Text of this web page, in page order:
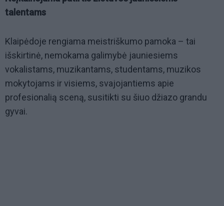
talentams
Klaipėdoje rengiama meistriškumo pamoka – tai
išskirtinė, nemokama galimybė jauniesiems
vokalistams, muzikantams, studentams, muzikos
mokytojams ir visiems, svajojantiems apie
profesionalią sceną, susitikti su šiuo džiazo grandu
gyvai.